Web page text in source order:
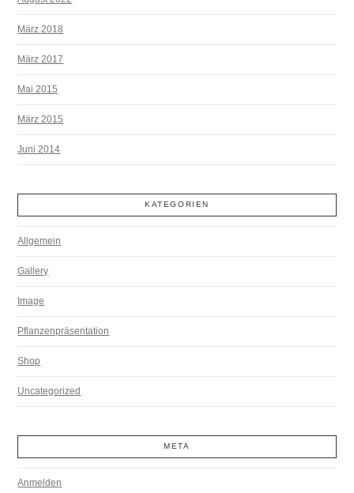
März 2018
März 2017
Mai 2015
März 2015
Juni 2014
KATEGORIEN
Allgemein
Gallery
Image
Pflanzenpräsentation
Shop
Uncategorized
META
Anmelden